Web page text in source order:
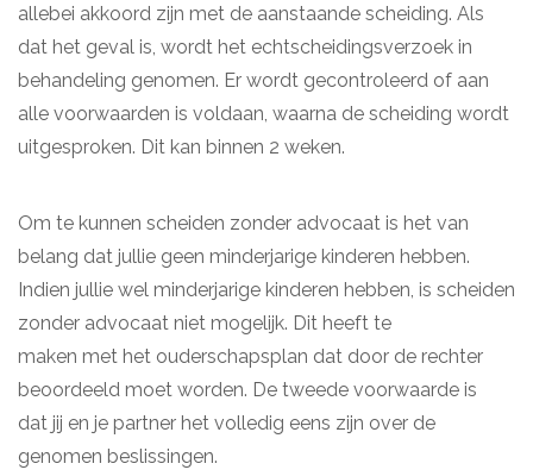
allebei akkoord zijn met de aanstaande scheiding. Als
dat het geval is, wordt het echtscheidingsverzoek in
behandeling genomen. Er wordt gecontroleerd of aan
alle voorwaarden is voldaan, waarna de scheiding wordt
uitgesproken. Dit kan binnen 2 weken.
Om te kunnen scheiden zonder advocaat is het van
belang dat jullie geen minderjarige kinderen hebben.
Indien jullie wel minderjarige kinderen hebben, is scheiden
zonder advocaat niet mogelijk. Dit heeft te
maken met het ouderschapsplan dat door de rechter
beoordeeld moet worden. De tweede voorwaarde is
dat jij en je partner het volledig eens zijn over de
genomen beslissingen.